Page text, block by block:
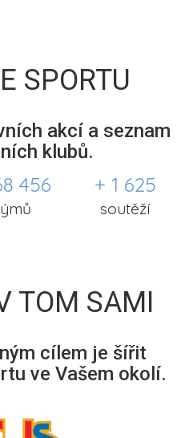
SPORTU
akcí a seznam
klubů.
456 + 1 625
soutěží
TOM SAMI
cílem je šířit
ve Vašem okolí.